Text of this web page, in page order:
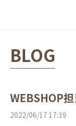
BLOG
WEBSHOP
2022/06/17 17:39